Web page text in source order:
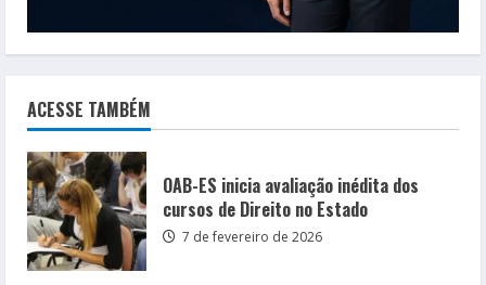
ACESSE TAMBÉM
OAB-ES inicia avaliação inédita dos
cursos de Direito no Estado
7 de fevereiro de 2026